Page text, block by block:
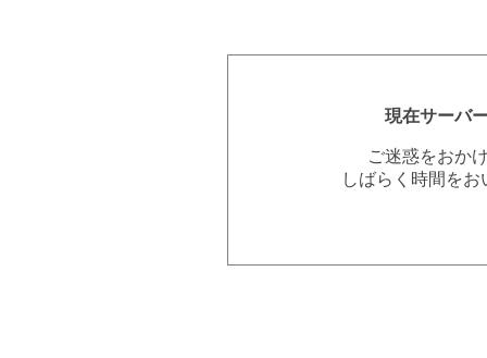
現在サーバ
ご迷惑をおか
しばらく時間を